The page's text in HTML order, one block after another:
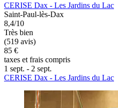
CERISE Dax - Les Jardins du Lac
Saint-Paul-lès-Dax
8,4/10
Très bien
(519 avis)
85 €
taxes et frais compris
1 sept. - 2 sept.
CERISE Dax - Les Jardins du Lac